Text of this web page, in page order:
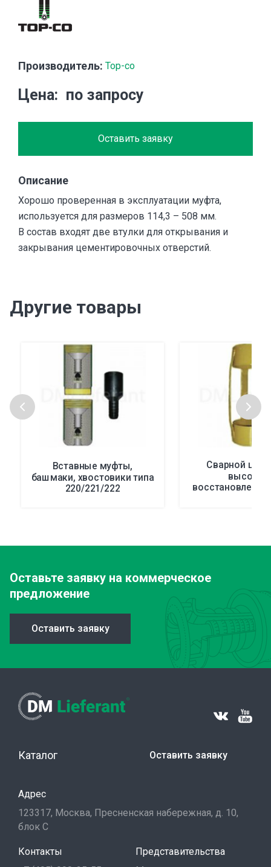
Производитель: Top-co
Цена по запросу
Оставить заявку
Описание
Хорошо проверенная в эксплуатации муфта,
используется для размеров 114,3 – 508 мм.
В состав входят две втулки для открывания и
закрывания цементировочных отверстий.
Другие товары
Вставные муфты,
башмаки, хвостовики типа
220/221/222
Сварной
Оставьте заявку на коммерческое
предложение
Оставить заявку
Каталог Оставить заявку
Адрес
123317, Москва, Пресненская набережная, д. 10,
блок С
Контакты
Представительства